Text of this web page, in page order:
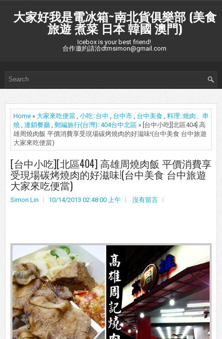
大家好我是電冰箱~南北貨俱樂部 (美食
旅遊 煮菜 日本 韓國 澳門)
Icebox is your best friend!
合作邀約請洽dtmsimon@gmail.com
Home » 大家來吃便當 , 小吃::台中 , 台中市 , 台中美食 , 料理::燒肉、串
燒 , 連鎖餐廳 , 郵編旅行(台灣)::404台中北區 » [台中小吃][北區404] 高
雄周燒肉飯 平價消費享受現場碳烤燒肉的好滋味!(台中美食 台中旅遊
大家來吃便當)
[台中小吃][北區404] 高雄周燒肉飯 平價消費享
受現場碳烤燒肉的好滋味!(台中美食 台中旅遊
大家來吃便當)
Simon Lin 10/14/2013 02:48:00 上午 沒有留言